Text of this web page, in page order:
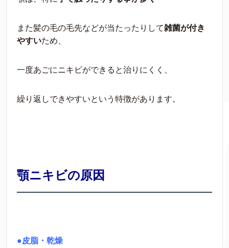
また髪の毛の毛先などが当たったりして雑菌が付き
やすいため、
一度あごにニキビができると治りにくく、
繰り返しできやすいという特徴があります。
顎ニキビの原因
●皮脂・乾燥